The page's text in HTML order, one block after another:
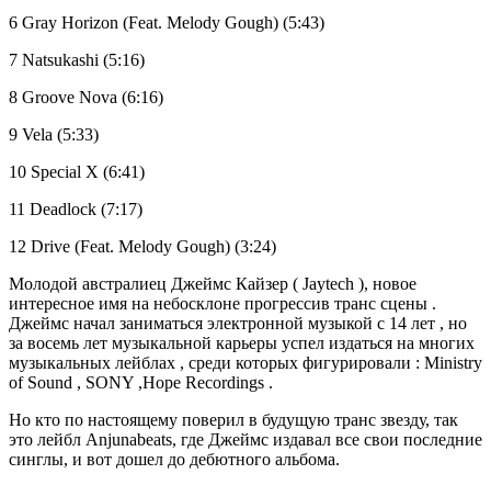
6 Gray Horizon (Feat. Melody Gough) (5:43)
7 Natsukashi (5:16)
8 Groove Nova (6:16)
9 Vela (5:33)
10 Special X (6:41)
11 Deadlock (7:17)
12 Drive (Feat. Melody Gough) (3:24)
Молодой австралиец Джеймс Кайзер ( Jaytech ), новое
интересное имя на небосклоне прогрессив транс сцены .
Джеймс начал заниматься электронной музыкой с 14 лет , но
за восемь лет музыкальной карьеры успел издаться на многих
музыкальных лейблах , среди которых фигурировали : Ministry
of Sound , SONY ,Hope Recordings .
Но кто по настоящему поверил в будущую транс звезду, так
это лейбл Anjunabeats, где Джеймс издавал все свои последние
синглы, и вот дошел до дебютного альбома.